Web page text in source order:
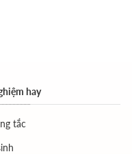
hay
tắc